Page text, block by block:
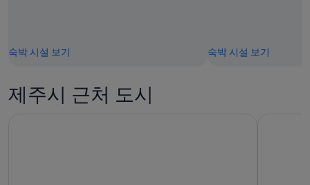
숙박 시설 보기 숙박 시설 보기
제주시 근처 도시